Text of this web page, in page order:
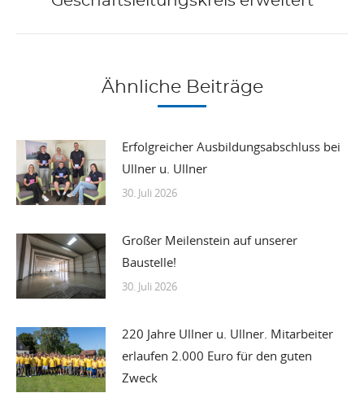
Ähnliche Beiträge
Erfolgreicher Ausbildungsabschluss bei
Ullner u. Ullner
30. Juli 2026
Großer Meilenstein auf unserer
Baustelle!
30. Juli 2026
220 Jahre Ullner u. Ullner. Mitarbeiter
erlaufen 2.000 Euro für den guten
Zweck